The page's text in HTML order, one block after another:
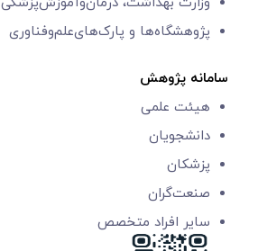
پژوهشگاه‌ها و پارک‌های‌‌علم‌‌و‌فناوری
سامانه پژوهش
هیئت علمی
دانشجویان
پزشکان
صنعت‌گران
سایر افراد متخصص